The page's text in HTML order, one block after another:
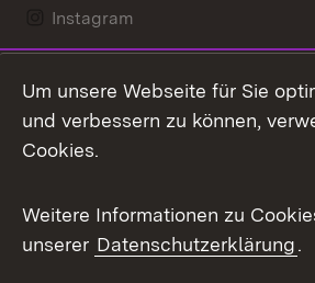
Instagram
Mastodon
Messenger
Social Wall
X / Twitter
Um unsere Webseite für Sie
und verbessern zu können,
Cookies.
Weitere Informationen zu
unserer Datenschutzerklärung.